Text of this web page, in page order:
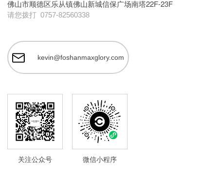
佛山市顺德区乐从镇佛山新城信保广场南塔22F-23F
请您拨打 0757-82560338
kevin@foshanmaxglory.com
关注公众号 微信小程序